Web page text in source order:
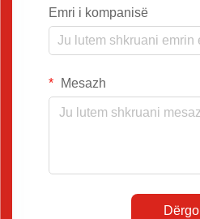
Emri i kompanisë
Mesazh
Dërgo